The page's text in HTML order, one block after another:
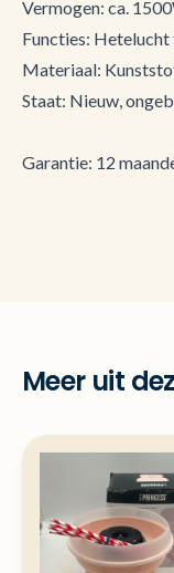
Vermogen: ca.
Functies:
Materiaal:
Staat: Nieuw,
Garantie: 12
Meer uit